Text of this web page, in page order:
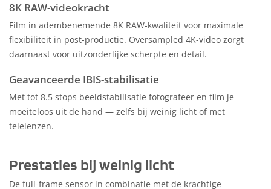
8K RAW-videokracht
Film in adembenemende 8K RAW-kwaliteit voor maximale
flexibiliteit in post-productie. Oversampled 4K-video zorgt
daarnaast voor uitzonderlijke scherpte en detail.
Geavanceerde IBIS-stabilisatie
Met tot 8.5 stops beeldstabilisatie fotografeer en film je
moeiteloos uit de hand — zelfs bij weinig licht of met
telelenzen.
Prestaties bij weinig licht
De full-frame sensor in combinatie met de krachtige